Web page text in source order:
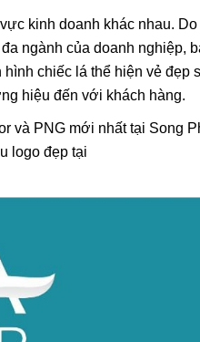
kinh doanh khác nhau.
ngành của doanh nghiệp,
chiếc lá thể hiện vẻ đẹp
hiệu đến với khách hàng.
và PNG mới nhất tại Song
logo đẹp tại
Vô
Lá Cờ